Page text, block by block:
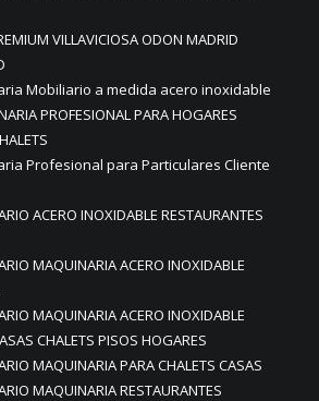
VILLAVICIOSA ODON MADRID
Mobiliario a medida acero inoxidable
PROFESIONAL PARA HOGARES
Profesional para Particulares Cliente
ACERO INOXIDABLE RESTAURANTES
MAQUINARIA ACERO INOXIDABLE
MAQUINARIA ACERO INOXIDABLE
CHALETS PISOS HOGARES
MAQUINARIA PARA CHALETS CASAS
MAQUINARIA RESTAURANTES